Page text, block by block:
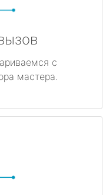
с
мастера.